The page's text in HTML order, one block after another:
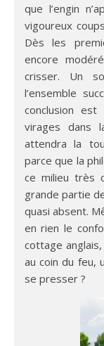
que l’engin
vigoureux
Dès les
encore
crisser. Un
l’ensemble
conclusion
virages dans
attendra la
parce que la
ce milieu très
grande partie
quasi absent.
en rien le
cottage
au coin du feu,
se presser ?